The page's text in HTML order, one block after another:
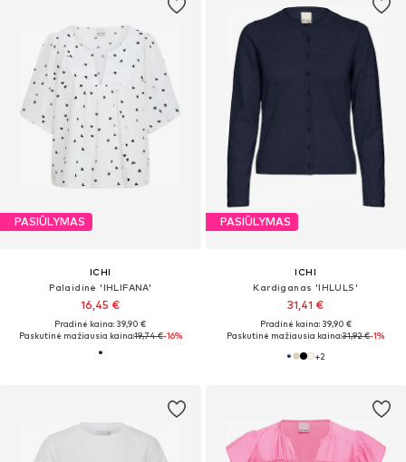
PASIŪLYMAS
ICHI
Palaidinė 'IHLIFANA'
16,45 €
Pradinė kaina: 39,90 €
Paskutinė mažiausia kaina:19,74 €-16%
PASIŪLYMAS
ICHI
Kardiganas 'IHLULS'
31,41 €
Pradinė kaina: 39,90 €
Paskutinė mažiausia kaina:31,92 €-1%
+2